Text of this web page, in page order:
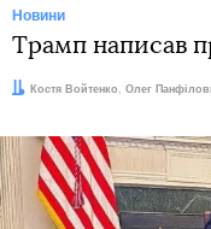
Новини
Трамп написав
Автори:
Костя Войтенко , Олег